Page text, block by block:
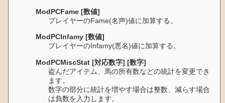
ModPCFame [数値]
プレイヤーのFame(名声)値に加算する。
ModPCInfamy [数値]
プレイヤーのInfamy(悪名)値に加算する。
ModPCMiscStat [対応数字] [数字]
盗んだアイテム、馬の所有数などの統計を変更でき
ます。
数字の部分に統計を増やす場合は整数、減らす場合
は負数を入力します。